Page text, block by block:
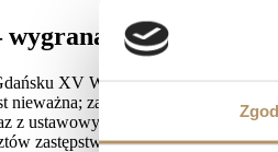
wygrana sprawa
XV Wydział Cywilny,
zasądził na rzecz
z ustawowymi odsetkami za
zastępstwa procesowego, wraz z